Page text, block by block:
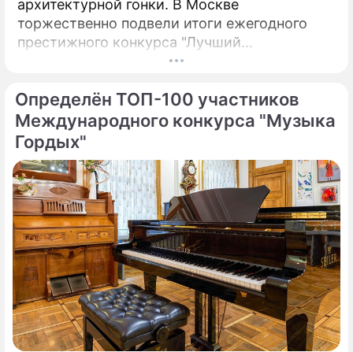
архитектурной гонки. В Москве
торжественно подвели итоги ежегодного
престижного конкурса "Лучший
реализованный проект в области
Определён ТОП-100 участников
Международного конкурса "Музыка
Гордых"